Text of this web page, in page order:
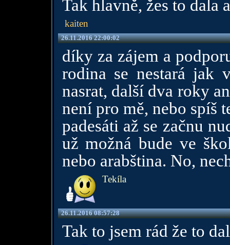
Tak hlavně, žes to dala
kaiten
26.11.2016 22:00:02
díky za zájem a
rodina se nestará jak
nasrat, další dva roky
není pro mě, nebo spíš
padesáti až se začnu
už možná bude ve
nebo arabština. No,
Tekíla
26.11.2016 08:57:28
Tak to jsem rád že to